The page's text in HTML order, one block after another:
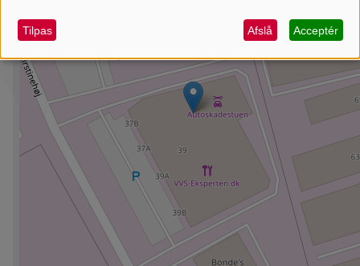
og
cookies
Tilpas Afslå Acceptér